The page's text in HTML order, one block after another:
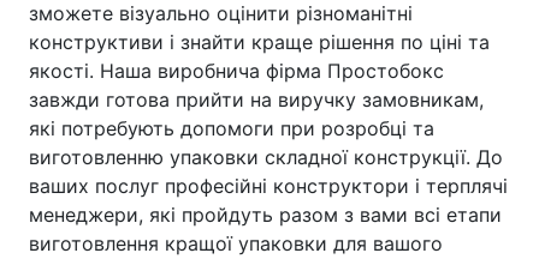
зможете візуально оцінити різноманітні
конструктиви і знайти краще рішення по ціні та
якості. Наша виробнича фірма Простобокс
завжди готова прийти на виручку замовникам,
які потребують допомоги при розробці та
виготовленню упаковки складної конструкції. До
ваших послуг професійні конструктори і терплячі
менеджери, які пройдуть разом з вами всі етапи
виготовлення кращої упаковки для вашого